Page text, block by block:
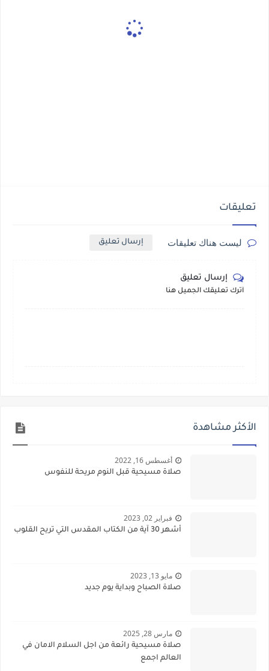
تعليقات
ليست هناك تعليقات إرسال تعليق
إرسال تعليق
أترك تعليقك الجميل هنا
الأكثر مشاهدة
أغسطس 16, 2022
صلاة مسيحية قبل النوم مريحة للنفوس
فبراير 02, 2023
أشهر 30 آية من الكتاب المقدس التي تريح القلوب
مايو 13, 2023
صلاة الصباح وبداية يوم جديد
مارس 28, 2025
صلاة مسيحية رائعة من اجل السلام الامان في
العالم اجمع